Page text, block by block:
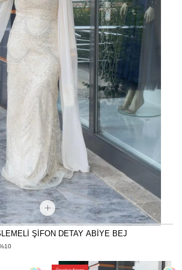
ŞİFON DETAY ABİYE BEJ